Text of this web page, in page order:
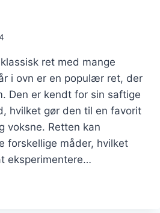
ret med mange
i ovn er en populær ret, der
Den er kendt for sin saftige
hvilket gør den til en favorit
voksne. Retten kan
forskellige måder, hvilket
eksperimentere…